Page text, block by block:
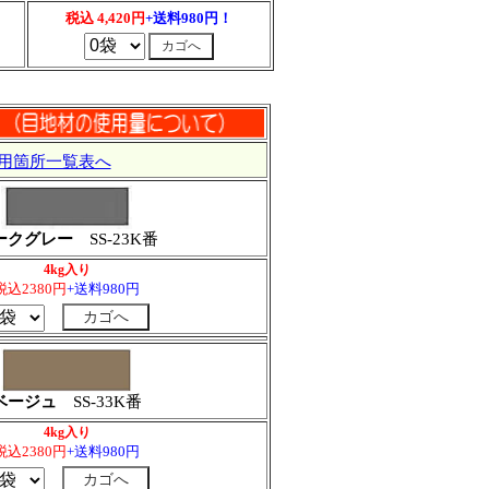
税込 4,420円+送料980円！
箇所一覧表へ
クグレー SS-23K番
4kg入り
込2380円+送料980円
ージュ SS-33K番
4kg入り
込2380円+送料980円